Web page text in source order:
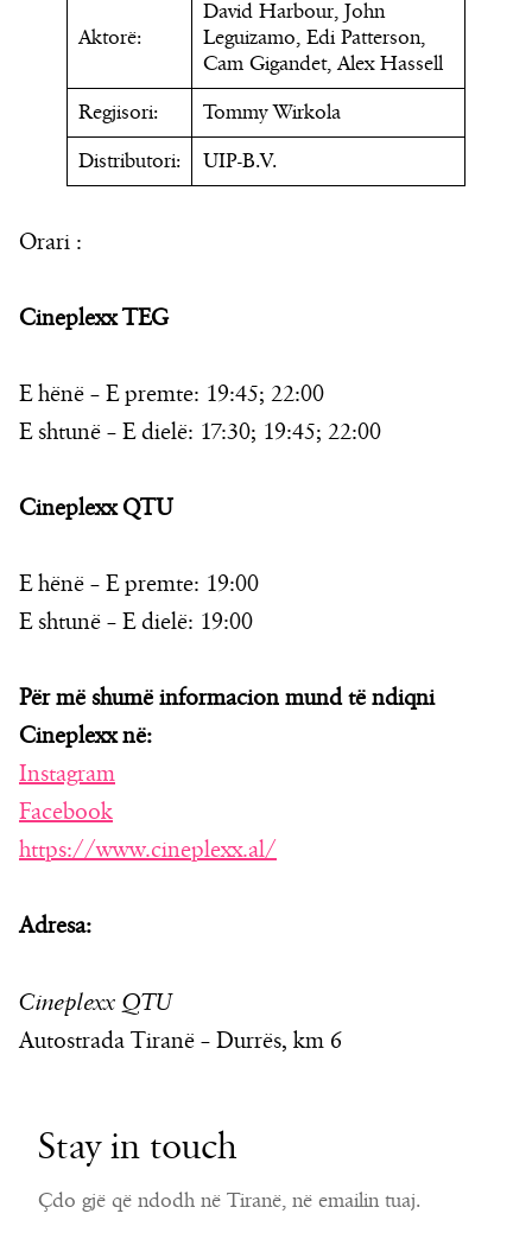
Aktorë:
David Harbour, John
Leguizamo, Edi Patterson,
Cam Gigandet, Alex Hassell
Regjisori:
Tommy Wirkola
Distributori:
UIP-B.V.
Orari :
Cineplexx TEG
E hënë – E premte: 19:45; 22:00
E shtunë – E dielë: 17:30; 19:45; 22:00
Cineplexx QTU
E hënë – E premte: 19:00
E shtunë – E dielë: 19:00
Për më shumë informacion mund të ndiqni
Cineplexx në:
Instagram
Facebook
https://www.cineplexx.al/
Adresa:
Cineplexx QTU
Autostrada Tiranë – Durrës, km 6
Stay in touch
Çdo gjë që ndodh në Tiranë, në emailin tuaj.